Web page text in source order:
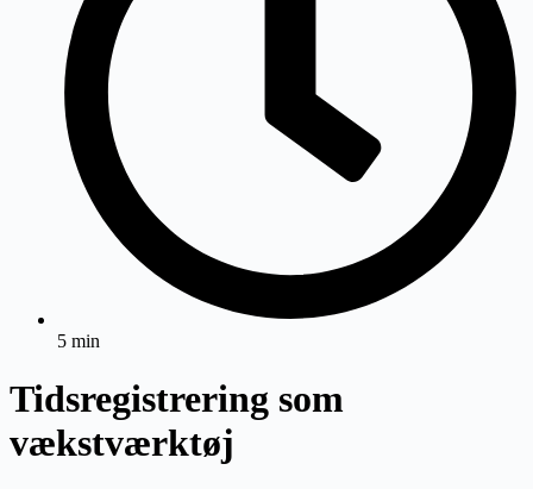
5 min
Tidsregistrering som
vækstværktøj